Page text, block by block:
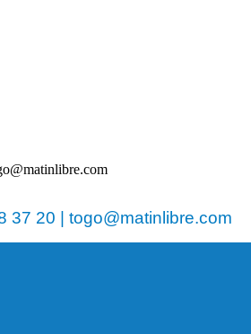
37 20 | togo@matinlibre.com